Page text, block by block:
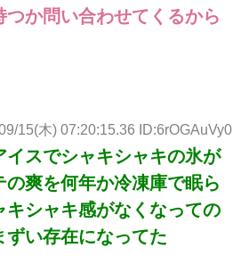
つか問い合わせてくるから
15(木) 07:20:15.36 ID:6rOGAuVy0
イスでシャキシャキの氷が
の爽を何年か冷凍庫で眠ら
キシャキ感がなくなっての
ずい存在になってた